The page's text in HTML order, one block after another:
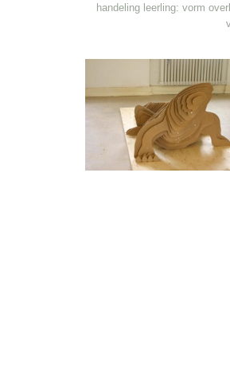
handeling leerling: vorm